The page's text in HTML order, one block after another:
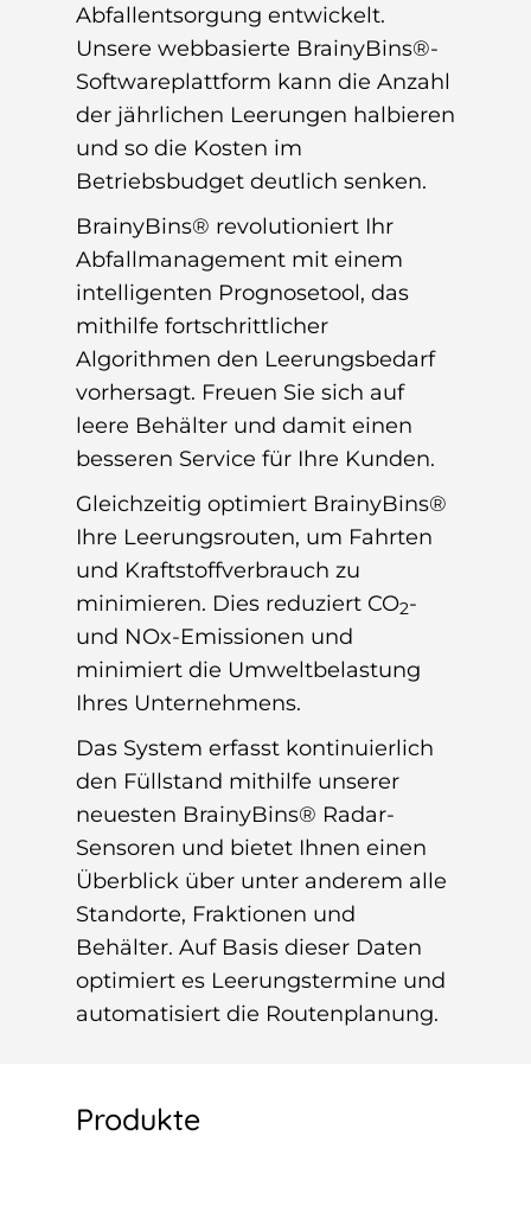
Abfallentsorgung entwickelt.
Unsere webbasierte BrainyBins®-
Softwareplattform kann die Anzahl
der jährlichen Leerungen halbieren
und so die Kosten im
Betriebsbudget deutlich senken.
BrainyBins® revolutioniert Ihr
Abfallmanagement mit einem
intelligenten Prognosetool, das
mithilfe fortschrittlicher
Algorithmen den Leerungsbedarf
vorhersagt. Freuen Sie sich auf
leere Behälter und damit einen
besseren Service für Ihre Kunden.
Gleichzeitig optimiert BrainyBins®
Ihre Leerungsrouten, um Fahrten
und Kraftstoffverbrauch zu
minimieren. Dies reduziert CO2-
und NOx-Emissionen und
minimiert die Umweltbelastung
Ihres Unternehmens.
Das System erfasst kontinuierlich
den Füllstand mithilfe unserer
neuesten BrainyBins® Radar-
Sensoren und bietet Ihnen einen
Überblick über unter anderem alle
Standorte, Fraktionen und
Behälter. Auf Basis dieser Daten
optimiert es Leerungstermine und
automatisiert die Routenplanung.
Produkte